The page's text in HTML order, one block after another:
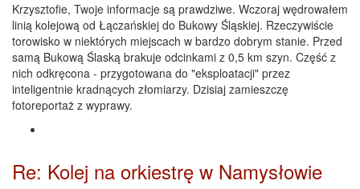
Krzysztofie, Twoje informacje są prawdziwe. Wczoraj wędrowałem
linią kolejową od Łączańskiej do Bukowy Śląskiej. Rzeczywiście
torowisko w niektórych miejscach w bardzo dobrym stanie. Przed
samą Bukową Ślaską brakuje odcinkami z 0,5 km szyn. Część z
nich odkręcona - przygotowana do "eksploatacji" przez
inteligentnie kradnących złomiarzy. Dzisiaj zamieszczę
fotoreportaż z wyprawy.
Re: Kolej na orkiestrę w Namysłowie